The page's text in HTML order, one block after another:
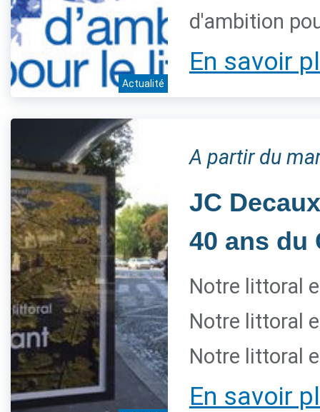
Actualité
d'ambition
En savoir
A partir du
JC
40 ans du
Notre littoral
Notre littoral
Notre littoral
En savoir